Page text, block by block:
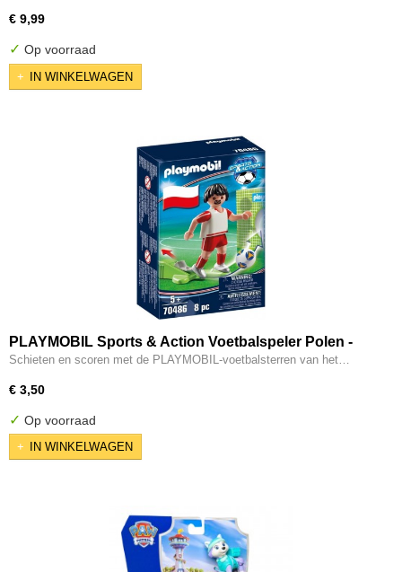
€ 9,99
✓ Op voorraad
IN WINKELWAGEN
PLAYMOBIL Sports & Action Voetbalspeler Polen -
70486
Schieten en scoren met de PLAYMOBIL-voetbalsterren van het…
€ 3,50
✓ Op voorraad
IN WINKELWAGEN